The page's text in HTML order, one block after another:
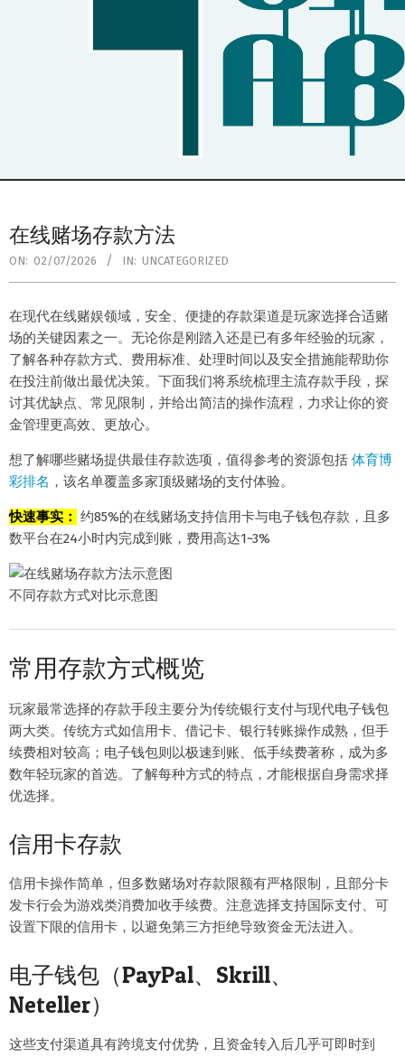
Menu
在线赌场存款方法
ON: 02/07/2026 IN: UNCATEGORIZED
在现代在线赌娱领域，安全、便捷的存款渠道是玩家选择合适赌
场的关键因素之一。无论你是刚踏入还是已有多年经验的玩家，
了解各种存款方式、费用标准、处理时间以及安全措施能帮助你
在投注前做出最优决策。下面我们将系统梳理主流存款手段，探
讨其优缺点、常见限制，并给出简洁的操作流程，力求让你的资
金管理更高效、更放心。
想了解哪些赌场提供最佳存款选项，值得参考的资源包括 体育博
彩排名 ，该名单覆盖多家顶级赌场的支付体验。
快速事实： 约85%的在线赌场支持信用卡与电子钱包存款，且多
数平台在24小时内完成到账，费用高达1~3%
不同存款方式对比示意图
常用存款方式概览
玩家最常选择的存款手段主要分为传统银行支付与现代电子钱包
两大类。传统方式如信用卡、借记卡、银行转账操作成熟，但手
续费相对较高；电子钱包则以极速到账、低手续费著称，成为多
数年轻玩家的首选。了解每种方式的特点，才能根据自身需求择
优选择。
信用卡存款
信用卡操作简单，但多数赌场对存款限额有严格限制，且部分卡
发卡行会为游戏类消费加收手续费。注意选择支持国际支付、可
设置下限的信用卡，以避免第三方拒绝导致资金无法进入。
电子钱包（PayPal、Skrill、
Neteller）
这些支付渠道具有跨境支付优势，且资金转入后几乎可即时到